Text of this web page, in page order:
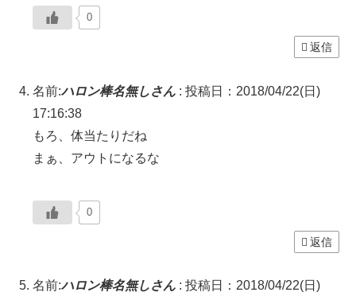
0
返信
名前:ハロン棒名無しさん : 投稿日：2018/04/22(日)
17:16:38
もろ、体当たりだね
まぁ、アウトになるな
0
返信
名前:ハロン棒名無しさん : 投稿日：2018/04/22(日)